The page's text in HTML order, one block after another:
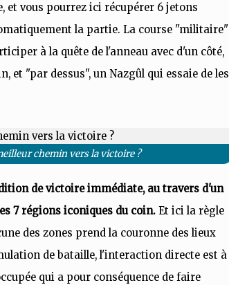
et vous pourrez ici récupérer 6 jetons
la partie. La course "militaire"
à la quête de l'anneau avec d'un côté,
et "par dessus", un Nazgûl qui essaie de les
chemin vers la victoire ?
de victoire immédiate, au travers d'un
7 régions iconiques du coin. Et ici la règle
des zones prend la couronne des lieux
de bataille, l'interaction directe est à
qui a pour conséquence de faire